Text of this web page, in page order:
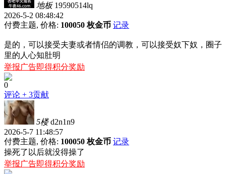
地板 19590514lq
2026-5-2 08:48:42
付费主题, 价格: 100050 枚金币 记录
是的，可以接受夫妻或者情侣的调教，可以接受奴下奴，圈子
里的人心知肚明
举报广告即得积分奖励
0
评论 + 3贡献
5楼 d2n1n9
2026-5-7 11:48:57
付费主题, 价格: 100050 枚金币 记录
操死了以后就没得操了
举报广告即得积分奖励